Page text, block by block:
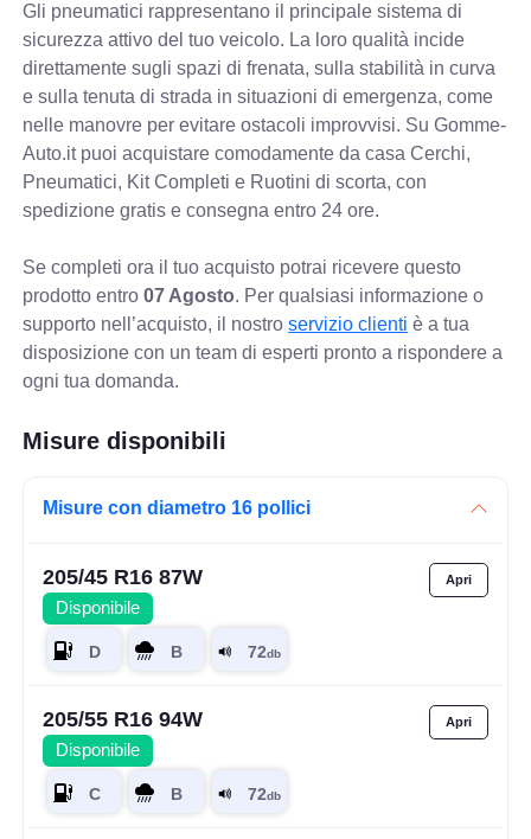
Gli pneumatici rappresentano il principale sistema di
sicurezza attivo del tuo veicolo. La loro qualità incide
direttamente sugli spazi di frenata, sulla stabilità in curva
e sulla tenuta di strada in situazioni di emergenza, come
nelle manovre per evitare ostacoli improvvisi. Su Gomme-
Auto.it puoi acquistare comodamente da casa Cerchi,
Pneumatici, Kit Completi e Ruotini di scorta, con
spedizione gratis e consegna entro 24 ore.
Se completi ora il tuo acquisto potrai ricevere questo
prodotto entro07 Agosto. Per qualsiasi informazione o
supporto nell’acquisto, il nostroservizio clienti è a tua
disposizione con un team di esperti pronto a rispondere a
ogni tua domanda.
Misure disponibili
Misure con diametro 16 pollici
205/45 R16 87W
Disponibile
205/55 R16 94W
Disponibile